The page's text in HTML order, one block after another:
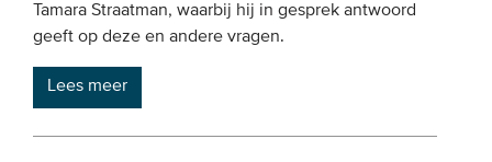
Tamara Straatman, waarbij hij in gesprek antwoord
geeft op deze en andere vragen.
Lees meer